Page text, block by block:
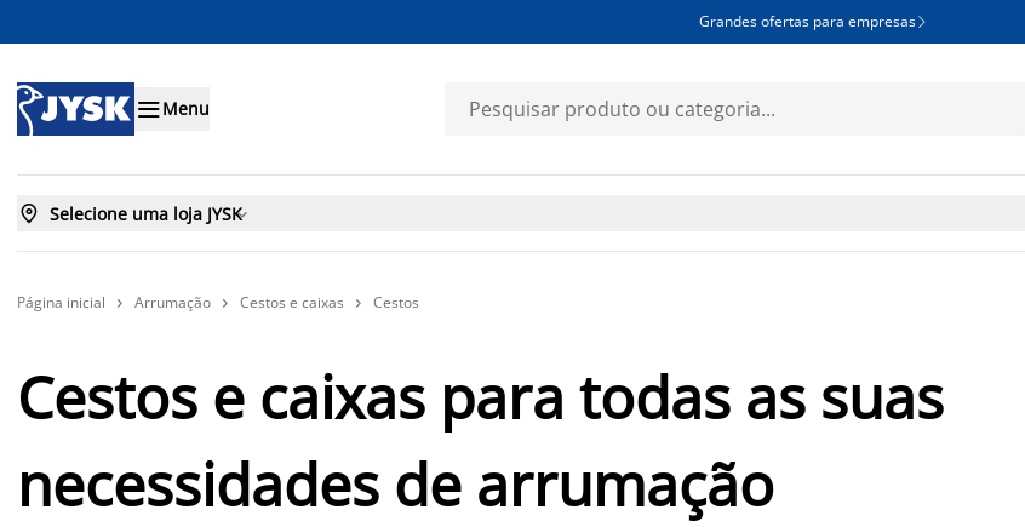
Grandes ofertas para empresas 
Menu
 Selecione uma loja JYSK
Página inicial  Arrumação  Cestos e caixas  Cestos
Cestos e caixas para todas as suas
necessidades de arrumação